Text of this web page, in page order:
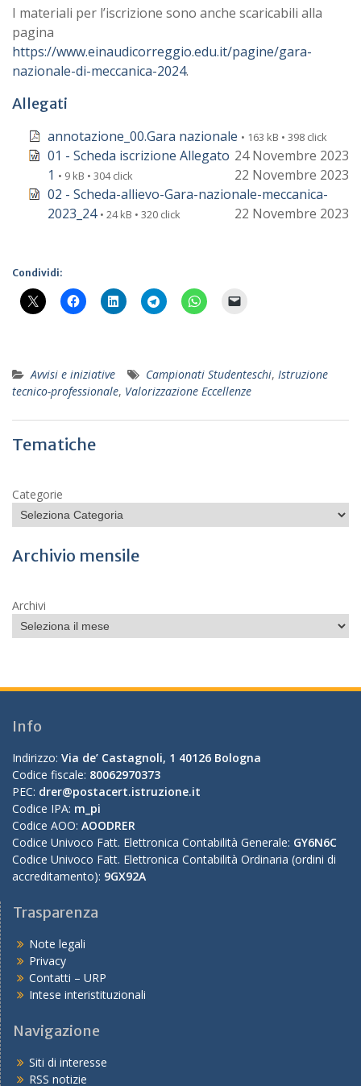
I materiali per l’iscrizione sono anche scaricabili alla
pagina
https://www.einaudicorreggio.edu.it/pagine/gara-
nazionale-di-meccanica-2024.
Allegati
annotazione_00.Gara nazionale • 163 kB • 398 click
24 Novembre 2023
01 - Scheda iscrizione Allegato
1 • 9 kB • 304 click
22 Novembre 2023
02 - Scheda-allievo-Gara-nazionale-meccanica-
2023_24 • 24 kB • 320 click 22 Novembre 2023
Condividi:
Avvisi e iniziative Campionati Studenteschi, Istruzione
tecnico-professionale, Valorizzazione Eccellenze
Tematiche
Categorie
Archivio mensile
Archivi
Info
Indirizzo: Via de’ Castagnoli, 1 40126 Bologna
Codice fiscale: 80062970373
PEC: drer@postacert.istruzione.it
Codice IPA: m_pi
Codice AOO: AOODRER
Codice Univoco Fatt. Elettronica Contabilità Generale: GY6N6C
Codice Univoco Fatt. Elettronica Contabilità Ordinaria (ordini di
accreditamento): 9GX92A
Trasparenza
Note legali
Privacy
Contatti – URP
Intese interistituzionali
Navigazione
Siti di interesse
RSS notizie